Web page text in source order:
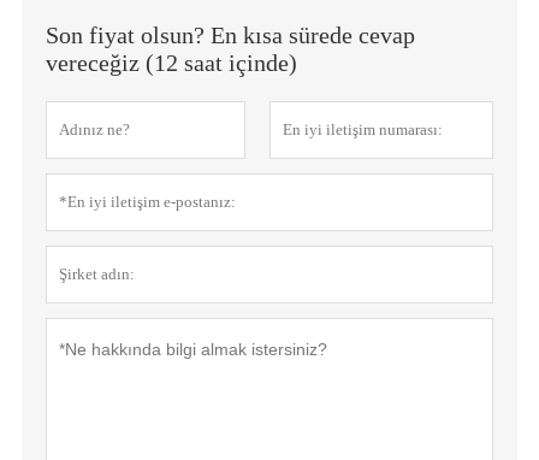
Son fiyat olsun? En kısa sürede cevap
vereceğiz (12 saat içinde)